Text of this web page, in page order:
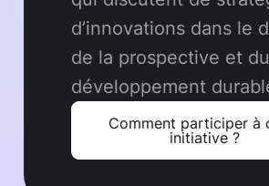
d’innovations dans le
de la prospective et du
développement
Comment participer à
initiative ?